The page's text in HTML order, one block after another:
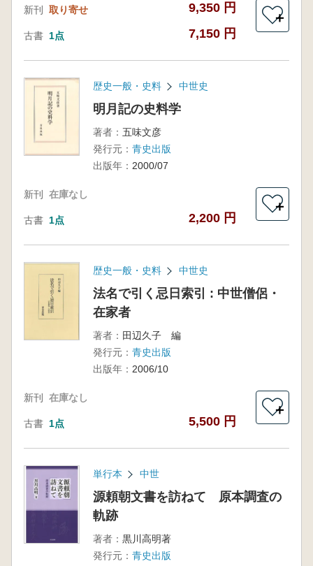
新刊 取り寄せ 9,350 円
古書 1点 7,150 円
＋
歴史一般・史料 中世史
明月記の史料学
著者： 五味文彦
発行元： 青史出版
出版年： 2000/07
新刊 在庫なし
古書 1点 2,200 円
＋
歴史一般・史料 中世史
法名で引く忌日索引 : 中世僧侶・
在家者
著者： 田辺久子 編
発行元： 青史出版
出版年： 2006/10
新刊 在庫なし
古書 1点 5,500 円
＋
単行本 中世
源頼朝文書を訪ねて 原本調査の
軌跡
著者： 黒川高明著
発行元： 青史出版